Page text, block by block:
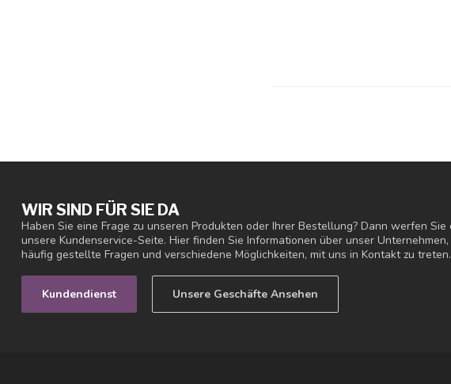
WIR SIND FÜR SIE DA
Haben Sie eine Frage zu unseren Produkten oder Ihrer Bestellung? Dann werfen
unsere Kundenservice-Seite. Hier finden Sie Informationen über unser
häufig gestellte Fragen und verschiedene Möglichkeiten, mit uns in Kontakt zu treten.
Kundendienst Unsere Geschäfte Ansehen